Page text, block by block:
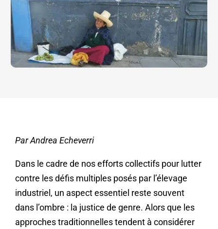
Par Andrea Echeverri
Dans le cadre de nos efforts collectifs pour lutter
contre les défis multiples posés par l’élevage
industriel, un aspect essentiel reste souvent
dans l’ombre : la justice de genre. Alors que les
approches traditionnelles tendent à considérer